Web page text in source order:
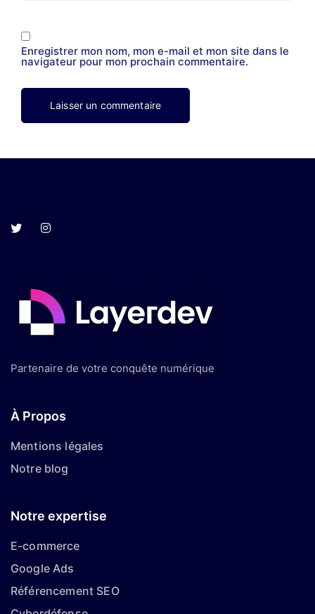
Enregistrer mon nom, mon e-mail et mon site dans le
navigateur pour mon prochain commentaire.
Partenaire de votre conquête numérique
À Propos
Mentions légales
Notre blog
Notre expertise
E-commerce
Google Ads
Référencement SEO